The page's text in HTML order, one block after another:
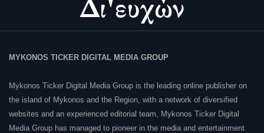
MYKONOS TICKER DIGITAL MEDIA GROUP
Mykonos Ticker Digital Media Group is the leading online publisher on
the island of Mykonos and the Region, with a network of diversified
websites and an experienced editorial team, Mykonos Ticker Digital
Media Group has managed to pioneer in the media and entertainment